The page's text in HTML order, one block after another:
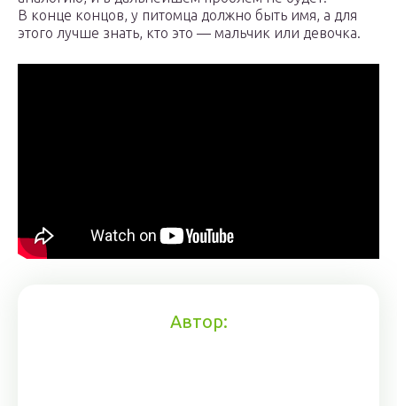
В конце концов, у питомца должно быть имя, а для
этого лучше знать, кто это — мальчик или девочка.
Автор: